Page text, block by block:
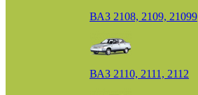
ВАЗ 2108, 2109, 21099
ВАЗ 2110, 2111, 2112